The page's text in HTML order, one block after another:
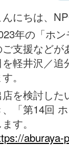
んにちは、
年の「ホ
支援などが
を軽井沢／
。
店を検討した
、「第14回
す。
aburaya-